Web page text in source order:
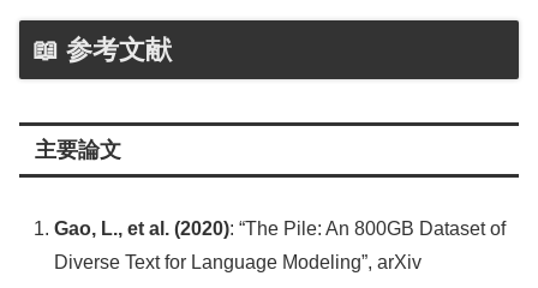
📖 参考文献
主要論文
Gao, L., et al. (2020): “The Pile: An 800GB Dataset of
Diverse Text for Language Modeling”, arXiv